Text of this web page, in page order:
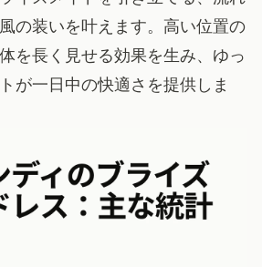
の装いを叶えます。高い位置の
を長く見せる効果を生み、ゆっ
が一日中の快適さを提供しま